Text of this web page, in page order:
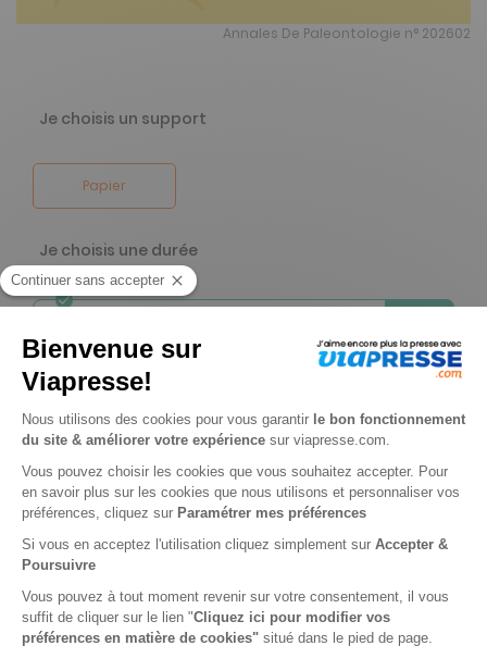
Annales De Paleontologie n° 202602
Je choisis un support
Papier
Je choisis une durée
-67%
4 n° • Papier Offre réservée aux particuliers
444€
Tarif France métropolitaine
Abonnement 1 an
4 n° • Papier Offre réservée aux étudiants
203€00 Tarif Kiosque :1328€00
Tarif France métropolitaine